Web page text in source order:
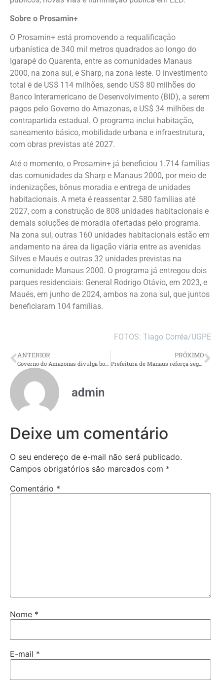
Sobre o Prosamin+
O Prosamin+ está promovendo a requalificação
urbanística de 340 mil metros quadrados ao longo do
Igarapé do Quarenta, entre as comunidades Manaus
2000, na zona sul, e Sharp, na zona leste. O investimento
total é de US$ 114 milhões, sendo US$ 80 milhões do
Banco Interamericano de Desenvolvimento (BID), a serem
pagos pelo Governo do Amazonas, e US$ 34 milhões de
contrapartida estadual. O programa inclui habitação,
saneamento básico, mobilidade urbana e infraestrutura,
com obras previstas até 2027.
Até o momento, o Prosamin+ já beneficiou 1.714 famílias
das comunidades da Sharp e Manaus 2000, por meio de
indenizações, bônus moradia e entrega de unidades
habitacionais. A meta é reassentar 2.580 famílias até
2027, com a construção de 808 unidades habitacionais e
demais soluções de moradia ofertadas pelo programa.
Na zona sul, outras 160 unidades habitacionais estão em
andamento na área da ligação viária entre as avenidas
Silves e Maués e outras 32 unidades previstas na
comunidade Manaus 2000. O programa já entregou dois
parques residenciais: General Rodrigo Otávio, em 2023, e
Maués, em junho de 2024, ambos na zona sul, que juntos
beneficiaram 104 famílias.
FOTOS: Tiago Corrêa/UGPE
ANTERIOR PRÓXIMO
Prefeitura de Manaus reforça segurança no ‘#SouManaus Passo a Paço 2025’ com atuação da Guarda Municipal
admin
Deixe um comentário
O seu endereço de e-mail não será publicado.
Campos obrigatórios são marcados com *
Comentário *
Nome *
E-mail *